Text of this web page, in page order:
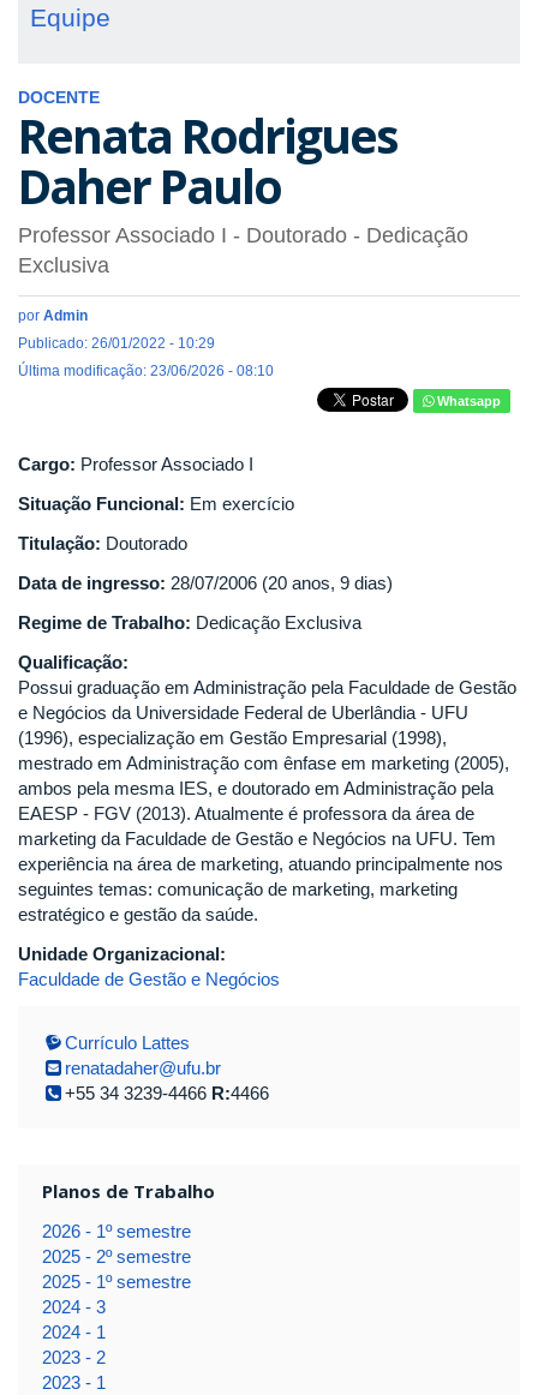
Equipe
DOCENTE
Renata Rodrigues
Daher Paulo
Professor Associado I - Doutorado - Dedicação
Exclusiva
por Admin
Publicado: 26/01/2022 - 10:29
Última modificação: 23/06/2026 - 08:10
Whatsapp
Cargo: Professor Associado I
Situação Funcional: Em exercício
Titulação: Doutorado
Data de ingresso: 28/07/2006 (20 anos, 9 dias)
Regime de Trabalho: Dedicação Exclusiva
Qualificação:
Possui graduação em Administração pela Faculdade de Gestão
e Negócios da Universidade Federal de Uberlândia - UFU
(1996), especialização em Gestão Empresarial (1998),
mestrado em Administração com ênfase em marketing (2005),
ambos pela mesma IES, e doutorado em Administração pela
EAESP - FGV (2013). Atualmente é professora da área de
marketing da Faculdade de Gestão e Negócios na UFU. Tem
experiência na área de marketing, atuando principalmente nos
seguintes temas: comunicação de marketing, marketing
estratégico e gestão da saúde.
Unidade Organizacional:
Faculdade de Gestão e Negócios
Currículo Lattes
renatadaher@ufu.br
+55 34 3239-4466 R:4466
Planos de Trabalho
2026 - 1º semestre
2025 - 2º semestre
2025 - 1º semestre
2024 - 3
2024 - 1
2023 - 2
2023 - 1